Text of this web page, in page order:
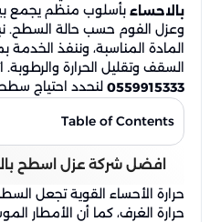
التصريف، وتطبيق
تناسب طبيعة المبنى.
تقليل تسربات المياه،
وحماية الأسقف من
بالاحساء بأسلوب منظم يجمع
وعزل الفوم حسب حالة السطح.
المادة المناسبة، وننفذ
السقف وتقليل الحرارة
0559915333 لنحدد احتياج
Table of Contents
افضل شركة عزل اسطح
حرارة الأحساء القوية تجعل
حرارة الغرف، كما أن الأمطار